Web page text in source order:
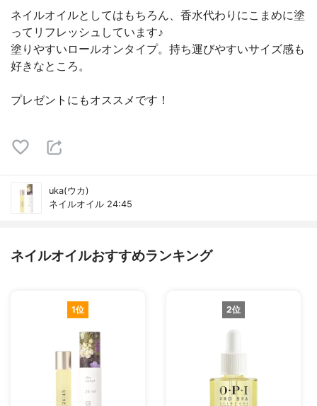
ネイルオイルとしてはもちろん、香水代わりにこまめに塗
ってリフレッシュしています♪
塗りやすいロールオンタイプ。持ち運びやすいサイズ感も
好きなところ。
プレゼントにもオススメです！
uka(ウカ)
ネイルオイル 24:45
ネイルオイルおすすめランキング
1位 2位